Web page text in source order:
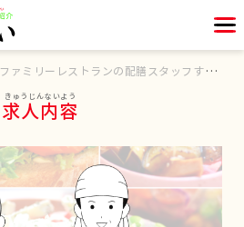
ファミリーレストランの配膳スタッフすぐ働ける方歓迎
求人内容